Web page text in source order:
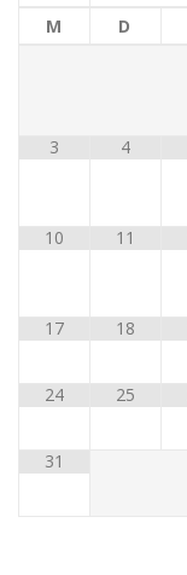
M D
3 4
10 11
17 18
24 25
31